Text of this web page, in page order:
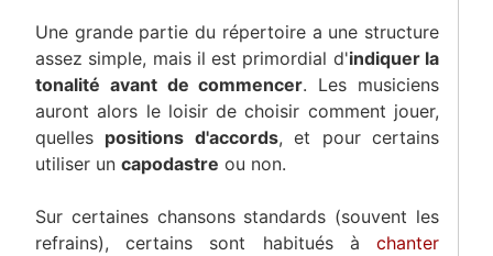
Une grande partie du répertoire a une structure
assez simple, mais il est primordial d'indiquer la
tonalité avant de commencer. Les musiciens
auront alors le loisir de choisir comment jouer,
quelles positions d'accords, et pour certains
utiliser un capodastre ou non.
Sur certaines chansons standards (souvent les
refrains), certains sont habitués à chanter